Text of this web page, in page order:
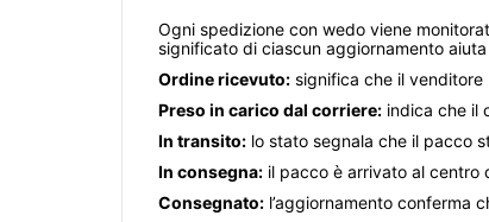
Ogni spedizione con wedo viene
significato di ciascun aggiornamento
Ordine ricevuto: significa che il venditore
Preso in carico dal corriere: indica che il
In transito: lo stato segnala che il pacco
In consegna: il pacco è arrivato al centro
Consegnato: l’aggiornamento conferma